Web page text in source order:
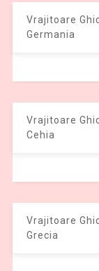
Vrajitoare
Germania
Vrajitoare
Cehia
Vrajitoare
Grecia